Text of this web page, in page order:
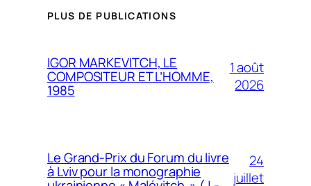
PLUS DE PUBLICATIONS
IGOR MARKEVITCH, LE
COMPOSITEUR ET L’HOMME,
1985
1 août
2026
Le Grand-Prix du Forum du livre
à Lviv pour la monographie
24
juillet